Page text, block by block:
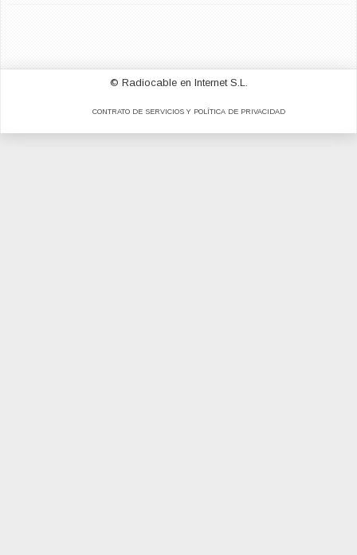
© Radiocable en Internet S.L.
CONTRATO DE SERVICIOS Y POLÍTICA DE PRIVACIDAD